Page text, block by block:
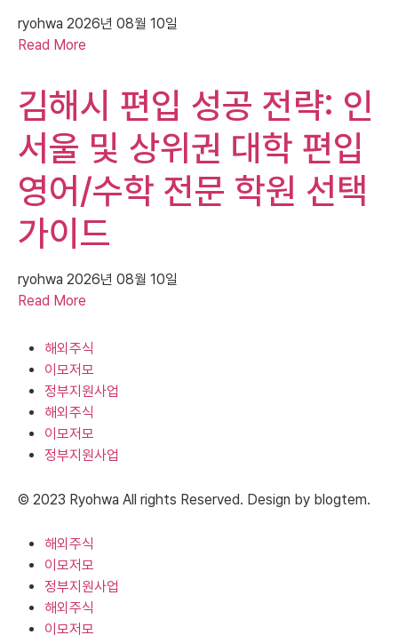
ryohwa 2026년 08월 10일
Read More
김해시 편입 성공 전략: 인
서울 및 상위권 대학 편입
영어/수학 전문 학원 선택
가이드
ryohwa 2026년 08월 10일
Read More
해외주식
이모저모
정부지원사업
해외주식
이모저모
정부지원사업
© 2023 Ryohwa All rights Reserved. Design by blogtem.
해외주식
이모저모
정부지원사업
해외주식
이모저모